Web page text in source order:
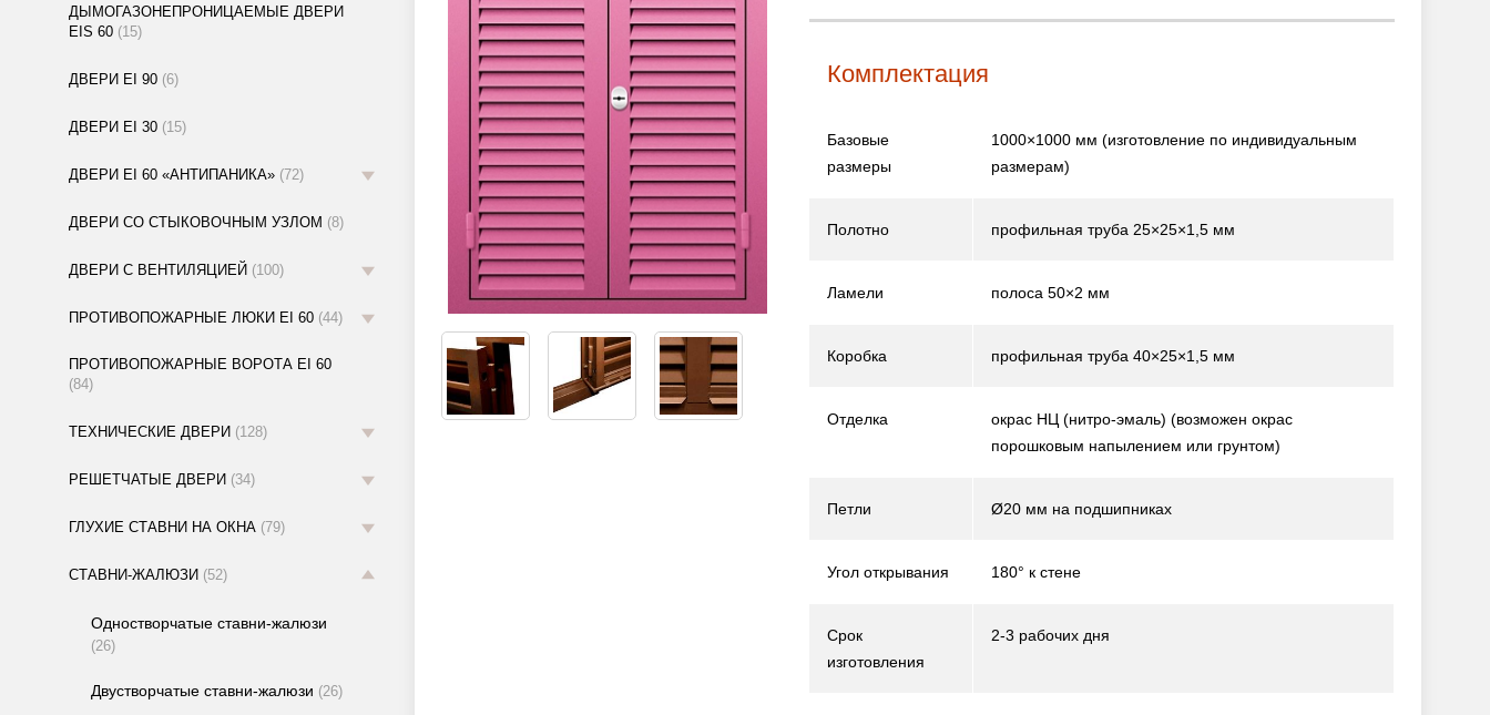
ДЫМОГАЗОНЕПРОНИЦАЕМЫЕ ДВЕРИ
EIS 60 (15)
ДВЕРИ EI 90 (6)
ДВЕРИ EI 30 (15)
ДВЕРИ EI 60 «АНТИПАНИКА» (72)
ДВЕРИ СО СТЫКОВОЧНЫМ УЗЛОМ (8)
ДВЕРИ С ВЕНТИЛЯЦИЕЙ (100)
ПРОТИВОПОЖАРНЫЕ ЛЮКИ EI 60 (44)
ПРОТИВОПОЖАРНЫЕ ВОРОТА EI 60
(84)
ТЕХНИЧЕСКИЕ ДВЕРИ (128)
РЕШЕТЧАТЫЕ ДВЕРИ (34)
ГЛУХИЕ СТАВНИ НА ОКНА (79)
СТАВНИ-ЖАЛЮЗИ (52)
Одностворчатые ставни-жалюзи
(26)
Двустворчатые ставни-жалюзи (26)
Комплектация
Базовые
размеры
1000×1000 мм (изготовление по индивидуальным
размерам)
Полотно профильная труба 25×25×1,5 мм
Ламели полоса 50×2 мм
Коробка профильная труба 40×25×1,5 мм
Отделка окрас НЦ (нитро-эмаль) (возможен окрас
порошковым напылением или грунтом)
Петли Ø20 мм на подшипниках
Угол открывания 180° к стене
Срок
изготовления
2-3 рабочих дня